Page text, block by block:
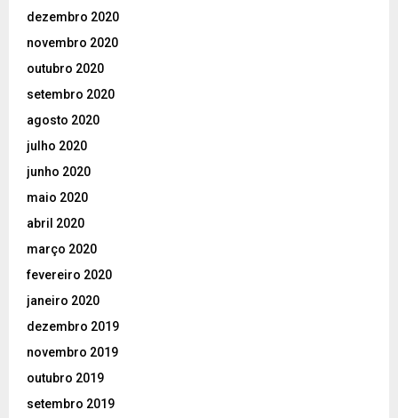
dezembro 2020
novembro 2020
outubro 2020
setembro 2020
agosto 2020
julho 2020
junho 2020
maio 2020
abril 2020
março 2020
fevereiro 2020
janeiro 2020
dezembro 2019
novembro 2019
outubro 2019
setembro 2019